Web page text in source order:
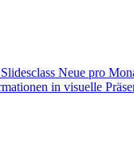
Slidesclass Neue pro
in visuelle